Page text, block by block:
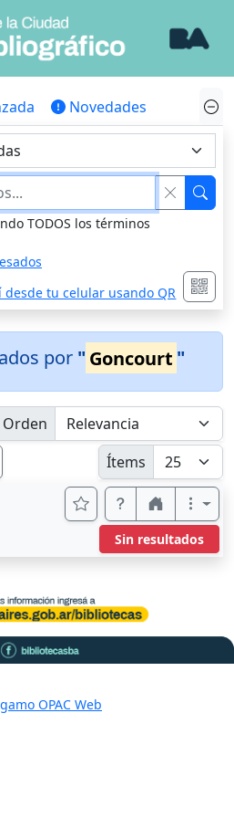
Novedades
TODOS los términos
desde tu celular usando QR
por " Goncourt "
Orden
Ítems
Sin resultados
OPAC Web